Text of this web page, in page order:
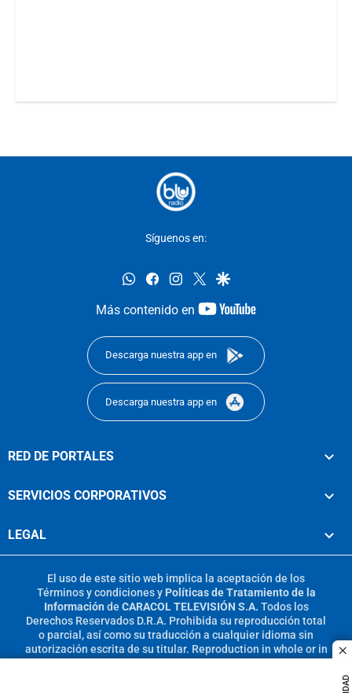
Síguenos en:
whatsappfacebookinstagram
twittergoogle
Más contenido en
youtube-
Descarga nuestra app en
Descarga nuestra app en
RED DE PORTALES
SERVICIOS CORPORATIVOS
LEGAL
El uso de este sitio web implica la aceptación de los
Términos y condicionesy Políticas de Tratamiento de la
Información de CARACOL TELEVISIÓN S.A. Todos los
Derechos Reservados D.R.A. Prohibida su reproducción total
o parcial, así como su traducción a cualquier idioma sin
autorización escrita de su titular. Reproduction in whole or in